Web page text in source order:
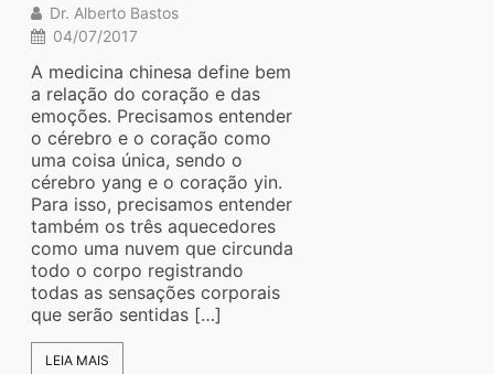
Dr. Alberto Bastos
04/07/2017
A medicina chinesa define bem
a relação do coração e das
emoções. Precisamos entender
o cérebro e o coração como
uma coisa única, sendo o
cérebro yang e o coração yin.
Para isso, precisamos entender
também os três aquecedores
como uma nuvem que circunda
todo o corpo registrando
todas as sensações corporais
que serão sentidas […]
LEIA MAIS